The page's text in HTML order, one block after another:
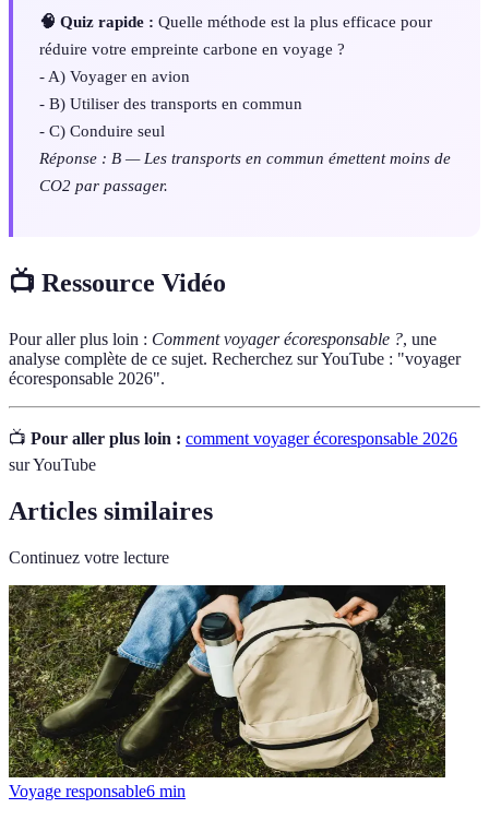
🧠 Quiz rapide : Quelle méthode est la plus efficace pour
réduire votre empreinte carbone en voyage ?
- A) Voyager en avion
- B) Utiliser des transports en commun
- C) Conduire seul
Réponse : B — Les transports en commun émettent moins de
CO2 par passager.
📺 Ressource Vidéo
Pour aller plus loin : Comment voyager écoresponsable ?, une
analyse complète de ce sujet. Recherchez sur YouTube : "voyager
écoresponsable 2026".
📺 Pour aller plus loin : comment voyager écoresponsable 2026
sur YouTube
Articles similaires
Continuez votre lecture
Voyage responsable6 min